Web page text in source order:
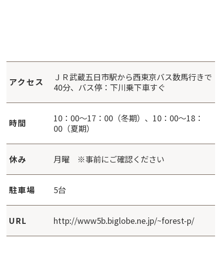
アクセス
ＪＲ武蔵五日市駅から西東京バス数馬行きで
40分、バス停：下川乗下車すぐ
時間
10：00～17：00（冬期）、10：00～18：
00（夏期）
休み 月曜 ※事前にご確認ください
駐車場 5台
URL http://www5b.biglobe.ne.jp/~forest-p/